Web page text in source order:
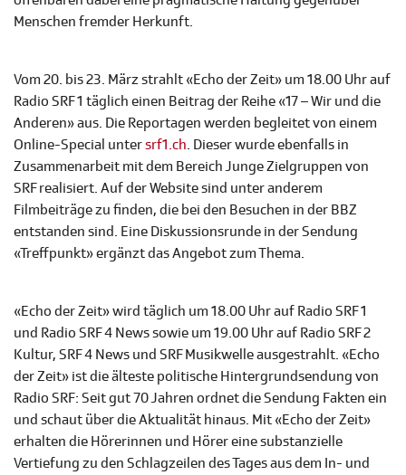
Menschen fremder Herkunft.
Vom 20. bis 23. März strahlt «Echo der Zeit» um 18.00 Uhr auf
Radio SRF 1 täglich einen Beitrag der Reihe «17 – Wir und die
Anderen» aus. Die Reportagen werden begleitet von einem
Online-Special untersrf1.ch. Dieser wurde ebenfalls in
Zusammenarbeit mit dem Bereich Junge Zielgruppen von
SRF realisiert. Auf der Website sind unter anderem
Filmbeiträge zu finden, die bei den Besuchen in der BBZ
entstanden sind. Eine Diskussionsrunde in der Sendung
«Treffpunkt» ergänzt das Angebot zum Thema.
«Echo der Zeit» wird täglich um 18.00 Uhr auf Radio SRF 1
und Radio SRF 4 News sowie um 19.00 Uhr auf Radio SRF 2
Kultur, SRF 4 News und SRF Musikwelle ausgestrahlt. «Echo
der Zeit» ist die älteste politische Hintergrundsendung von
Radio SRF: Seit gut 70 Jahren ordnet die Sendung Fakten ein
und schaut über die Aktualität hinaus. Mit «Echo der Zeit»
erhalten die Hörerinnen und Hörer eine substanzielle
Vertiefung zu den Schlagzeilen des Tages aus dem In- und